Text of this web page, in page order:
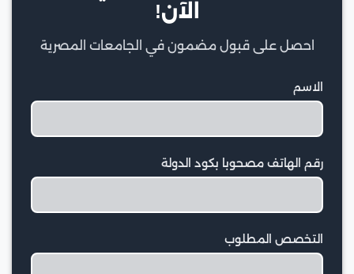
الآن!
احصل على قبول مضمون في الجامعات المصرية
الاسم
رقم الهاتف مصحوبا بكود الدولة
التخصص المطلوب